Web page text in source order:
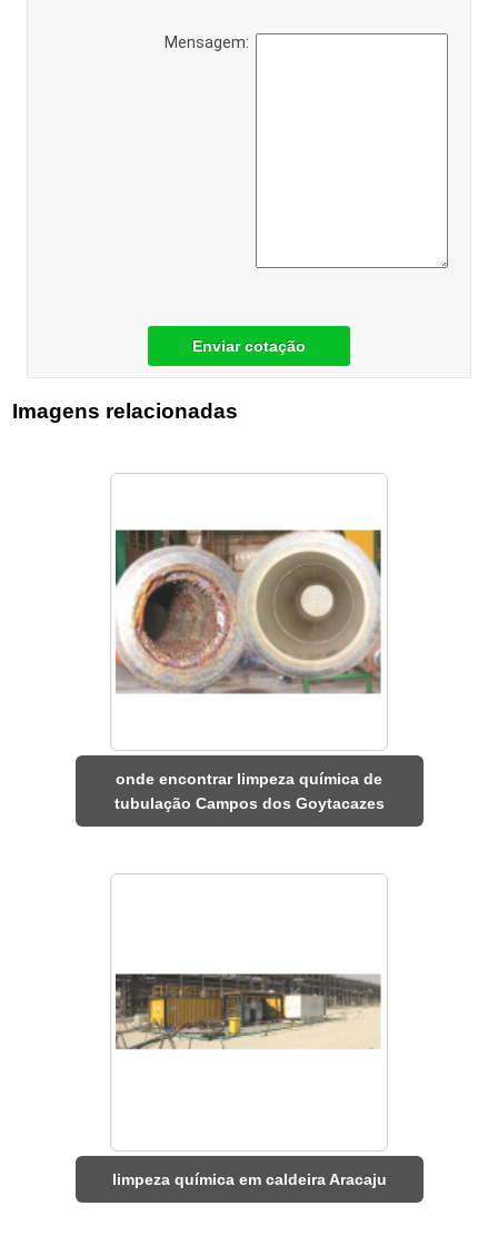
Mensagem:
Enviar cotação
Imagens relacionadas
onde encontrar limpeza química de
tubulação Campos dos Goytacazes
limpeza química em caldeira Aracaju